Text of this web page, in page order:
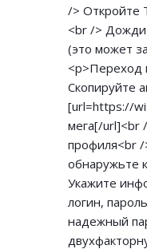
/> Откройте
<br />
(это может
<p>Переход
Скопируйте
[url=https://
мега[/url]<br
профиля<br /
обнаружьте
Укажите
логин,
надежный